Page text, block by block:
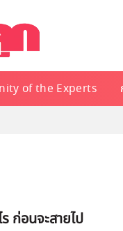
of the Experts
ก่อนจะสายไป